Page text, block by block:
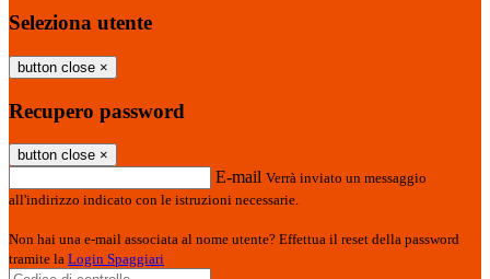
Seleziona utente
button close ×
Recupero password
button close ×
E-mail Verrà inviato un messaggio
all'indirizzo indicato con le istruzioni necessarie.
Non hai una e-mail associata al nome utente? Effettua il reset della password
tramite la Login Spaggiari